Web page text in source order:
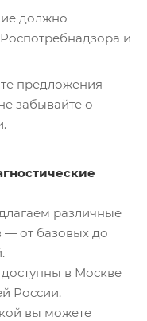
должно
Роспотребнадзора и
предложения
забывайте о
различные
— от базовых до
в Москве
России.
вы можете